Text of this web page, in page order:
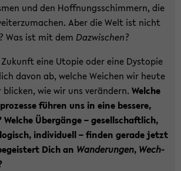
und den Hoff­nungs­schim­mern, die
Aber die Welt ist nicht
Was ist mit dem Da­zwi­schen?
eine Uto­pie oder eine Dys­to­pie
davon ab, wel­che Wei­chen wir heute
wie wir uns ver­än­dern. Wel­che
füh­ren uns in eine bes­se­re,
Über­gän­ge – ge­sell­schaft­lich,
in­di­vi­du­ell – fin­den ge­ra­de jetzt
Dich an Wan­de­run­gen, Wech­